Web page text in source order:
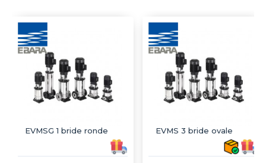
EVMSG 1 bride ronde EVMS 3 bride ovale